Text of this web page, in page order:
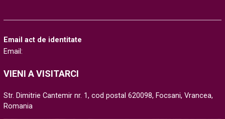
Email act de identitate
Email:
VIENI A VISITARCI
Str. Dimitrie Cantemir nr. 1, cod postal 620098, Focsani, Vrancea,
Romania